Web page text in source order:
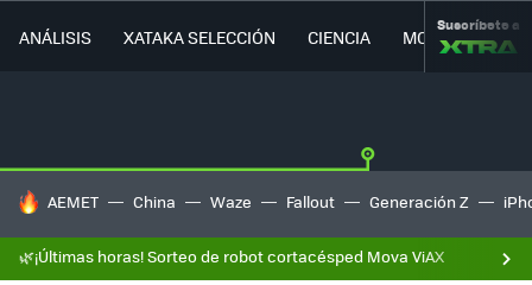
ANÁLISIS XATAKA SELECCIÓN CIENCIA MOVILIDAD
Suscríbete a
HOY SE HABLA DE
AEMET China Waze Fallout Generación Z
🌿¡Últimas horas! Sorteo de robot cortacésped Mova ViAX